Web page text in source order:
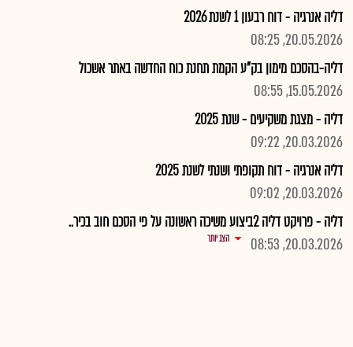
דליה אנרגיה - דוח רבעון 1 לשנת 2026
20.05.2026, 08:25
דליה-בהסכם מימון בק"ע הקמת תחנת כוח החדשה באתר אשכול
15.05.2026, 08:55
דליה - מצגת משקיעים - שנת 2025
20.03.2026, 09:22
דליה אנרגיה - דוח תקופתי ושנתי לשנת 2025
20.03.2026, 09:02
דליה - פרויקט דליה 2ביצוע משיכה ראשונה על פי הסכם חוב בכיר..
20.03.2026, 08:53
הצג יותר